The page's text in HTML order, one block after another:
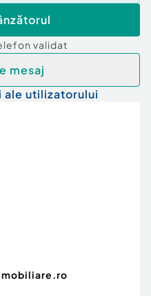
validat
mesaj
ale utilizatorului